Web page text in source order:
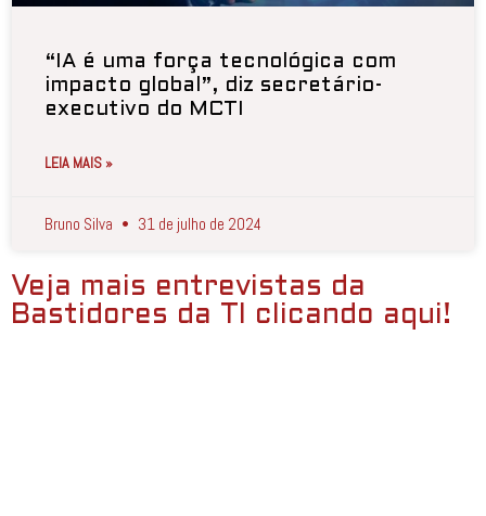
“IA é uma força tecnológica com
impacto global”, diz secretário-
executivo do MCTI
LEIA MAIS »
Bruno Silva 31 de julho de 2024
Veja mais entrevistas da
Bastidores da TI clicando aqui!